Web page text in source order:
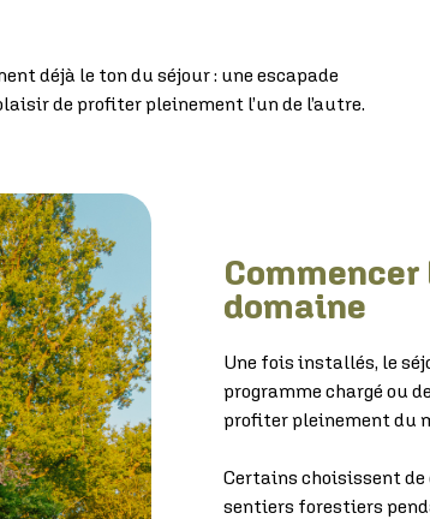
déjà le ton du séjour : une escapade
de profiter pleinement l’un de l’autre.
domaine
Une fois installés, le
programme chargé ou
profiter pleinement du
Certains choisissent de
sentiers forestiers